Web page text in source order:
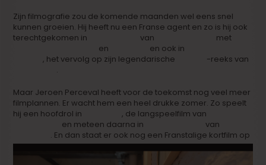
Zijn filmografie zou de komende maanden wel eens snel
kunnen groeien. Hij heeft nu een Franse agent en zo is hij ook
terechtgekomen in
van
met
en en ook in
Heimat’, het vervolg op zijn legendarische
-reeks van
.
Maar Jeroen Perceval heeft voor de toekomst nog veel meer
filmplannen. Er wacht hem een heel drukke zomer. Zo speelt
hij een hoofdrol in ‘Plan Bart’, de langspeelfilm van
en meteen daarna in Paradise Trips’van
. En dan staat er ook nog een Franstalige kortfilm op